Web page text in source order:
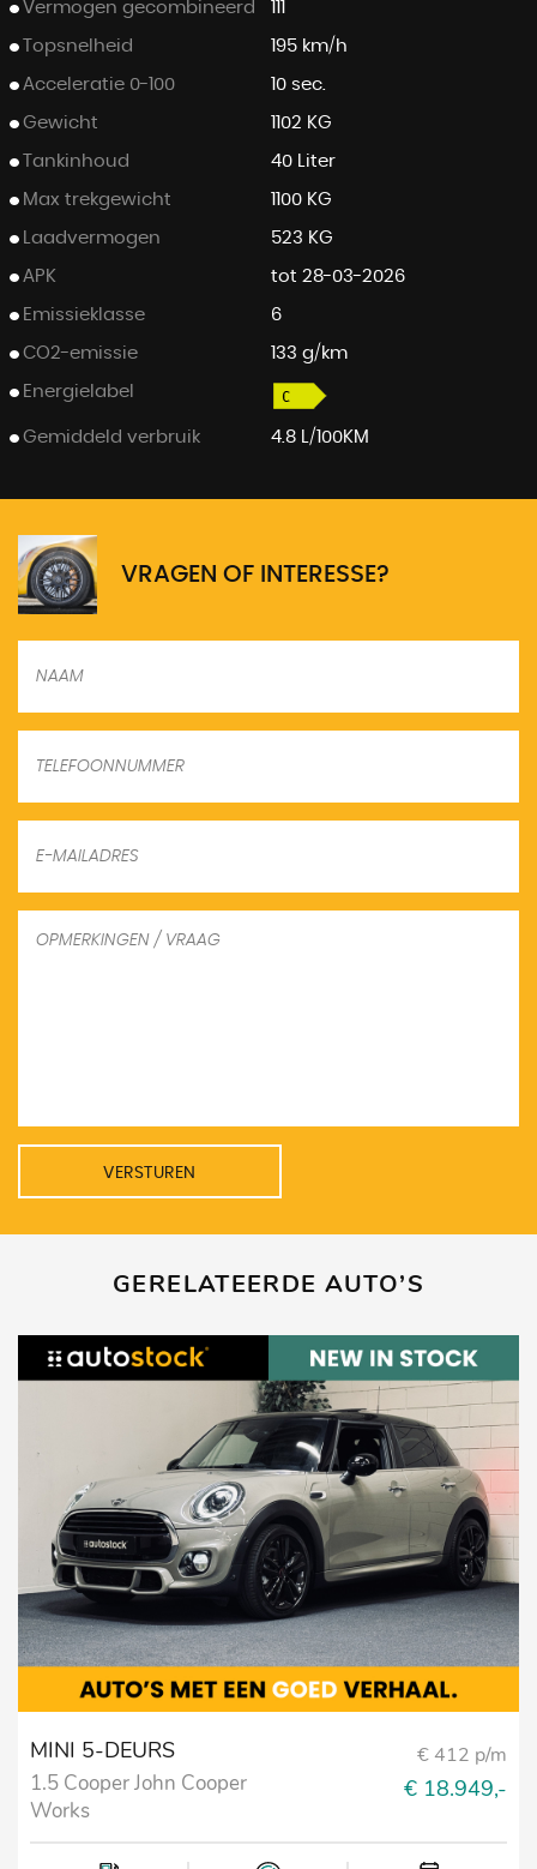
Vermogen gecombineerd
Topsnelheid 195 km/h
Acceleratie 0-100 10 sec.
Gewicht 1102 KG
Tankinhoud 40 Liter
Max trekgewicht 1100 KG
Laadvermogen 523 KG
APK tot 28-03-2026
Emissieklasse 6
CO2-emissie 133 g/km
Energielabel
Gemiddeld verbruik 4.8 L/100KM
VRAGEN OF INTERESSE?
VERSTUREN
GERELATEERDE AUTO’S
MINI 5-DEURS
1.5 Cooper John Cooper
Works
€ 412 p/m
€ 18.949,-